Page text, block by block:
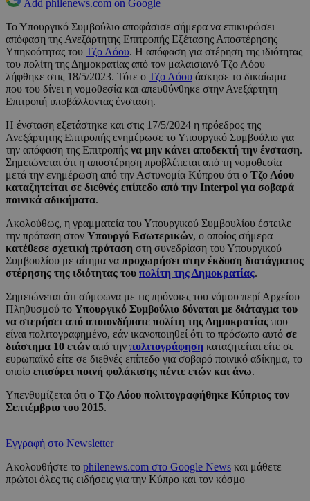
Add philenews.com on Google
Το Υπουργικό Συμβούλιο αποφάσισε σήμερα να επικυρώσει
απόφαση της Ανεξάρτητης Επιτροπής Εξέτασης Αποστέρησης
Υπηκοότητας του Τζο Λόου. Η απόφαση για στέρηση της ιδιότητας
του πολίτη της Δημοκρατίας από τον μαλαισιανό Τζο Λόου
λήφθηκε στις 18/5/2023. Τότε ο Τζο Λόου άσκησε το δικαίωμα
που του δίνει η νομοθεσία και απευθύνθηκε στην Ανεξάρτητη
Επιτροπή υποβάλλοντας ένσταση.
Η ένσταση εξετάστηκε και στις 17/5/2024 η πρόεδρος της
Ανεξάρτητης Επιτροπής ενημέρωσε το Υπουργικό Συμβούλιο για
την απόφαση της Επιτροπής να μην κάνει αποδεκτή την ένσταση.
Σημειώνεται ότι η αποστέρηση προβλέπεται από τη νομοθεσία
μετά την ενημέρωση από την Αστυνομία Κύπρου ότι ο Τζο Λόου
καταζητείται σε διεθνές επίπεδο από την Interpol για σοβαρά
ποινικά αδικήματα.
Ακολούθως, η γραμματεία του Υπουργικού Συμβουλίου έστειλε
την πρόταση στον Υπουργό Εσωτερικών, ο οποίος σήμερα
κατέθεσε σχετική πρόταση στη συνεδρίαση του Υπουργικού
Συμβουλίου με αίτημα να προχωρήσει στην έκδοση διατάγματος
στέρησης της ιδιότητας του πολίτη της Δημοκρατίας.
Σημειώνεται ότι σύμφωνα με τις πρόνοιες του νόμου περί Αρχείου
Πληθυσμού το Υπουργικό Συμβούλιο δύναται με διάταγμα του
να στερήσει από οποιονδήποτε πολίτη της Δημοκρατίας που
είναι πολιτογραφημένο, εάν ικανοποιηθεί ότι το πρόσωπο αυτό σε
διάστημα 10 ετών από την πολιτογράφηση καταζητείται είτε σε
ευρωπαϊκό είτε σε διεθνές επίπεδο για σοβαρό ποινικό αδίκημα, το
οποίο επισύρει ποινή φυλάκισης πέντε ετών και άνω.
Υπενθυμίζεται ότι ο Τζο Λόου πολιτογραφήθηκε Κύπριος τον
Σεπτέμβριο του 2015.
Εγγραφή στο Newsletter
Ακολουθήστε το philenews.com στο Google News και μάθετε
πρώτοι όλες τις ειδήσεις για την Κύπρο και τον κόσμο